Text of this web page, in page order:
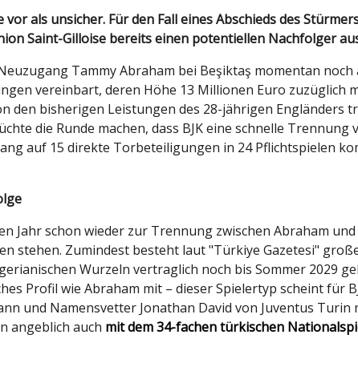
Saint-Gilloise bereits einen potentiellen Nachfolger
Tammy Abraham bei Beşiktaş momentan
vereinbart, deren Höhe 13 Millionen Euro zuzüglich
den bisherigen Leistungen des 28-jährigen
die Runde machen, dass BJK eine schnelle
auf 15 direkte Torbeteiligungen in 24 Pflichtspielen
Jahr schon wieder zur Trennung zwischen Abraham
stehen. Zumindest besteht laut "Türkiye Gazetesi"
Wurzeln vertraglich noch bis Sommer 2029
Profil wie Abraham mit – dieser Spielertyp scheint für
und Namensvetter Jonathan David von Juventus
angeblich auch mit dem 34-fachen türkischen